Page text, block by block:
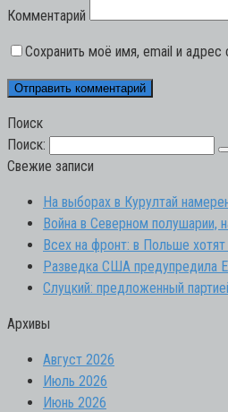
Комментарий
Сохранить моё имя, email и
Поиск
Поиск:
Свежие записи
На выборах в Курултай
Война в Северном полушарии,
Всех на фронт: в Польше хотят
Разведка США предупредила
Слуцкий: предложенный
Архивы
Август 2026
Июль 2026
Июнь 2026